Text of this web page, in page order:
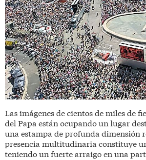
Las imágenes de cientos de miles de
del Papa están ocupando un lugar
una estampa de profunda dimensión
presencia multitudinaria constituye
teniendo un fuerte arraigo en una